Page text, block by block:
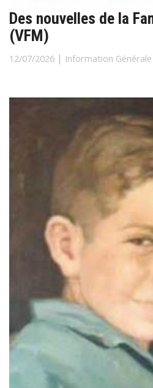
Des nouvelles de la
(VFM)
12/07/2026 | Information Générale